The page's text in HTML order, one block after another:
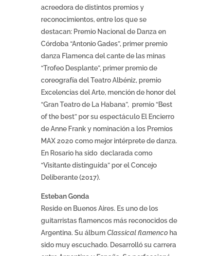
acreedora de distintos premios y
reconocimientos, entre los que se
destacan: Premio Nacional de Danza en
Córdoba “Antonio Gades”, primer premio
danza Flamenca del cante de las minas
“Trofeo Desplante”, primer premio de
coreografía del Teatro Albéniz, premio
Excelencias del Arte, mención de honor del
“Gran Teatro de La Habana”, premio “Best
of the best” por su espectáculo El Encierro
de Anne Frank y nominación a los Premios
MAX 2020 como mejor intérprete de danza.
En Rosario ha sido declarada como
“Visitante distinguida” por el Concejo
Deliberante (2017).
Esteban Gonda
Reside en Buenos Aires. Es uno de los
guitarristas flamencos más reconocidos de
Argentina. Su álbum Classical flamenco ha
sido muy escuchado. Desarrolló su carrera